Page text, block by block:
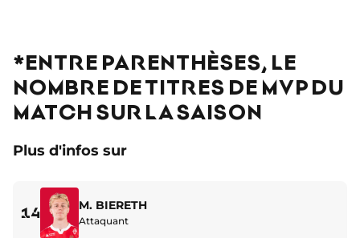
*ENTRE PARENTHÈSES, LE
NOMBRE DE TITRES DE MVP DU
MATCH SUR LA SAISON
Plus d'infos sur
14 M. BIERETH
Attaquant